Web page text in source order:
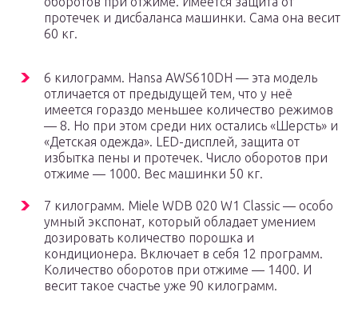
протечек и дисбаланса машинки. Сама она весит
60 кг.
6 килограмм. Hansa AWS610DН — эта модель
отличается от предыдущей тем, что у неё
имеется гораздо меньшее количество режимов
— 8. Но при этом среди них остались «Шерсть» и
«Детская одежда». LED-дисплей, защита от
избытка пены и протечек. Число оборотов при
отжиме — 1000. Вес машинки 50 кг.
7 килограмм. Miele WDB 020 W1 Classic — особо
умный экспонат, который обладает умением
дозировать количество порошка и
кондиционера. Включает в себя 12 программ.
Количество оборотов при отжиме — 1400. И
весит такое счастье уже 90 килограмм.